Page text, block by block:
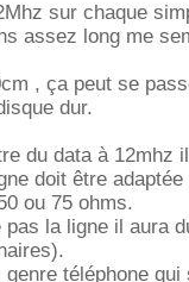
sur chaque
assez long me
, ça peut se
dur.
du data à 12mhz
doit être
ou 75 ohms.
la ligne il aura
téléphone qui